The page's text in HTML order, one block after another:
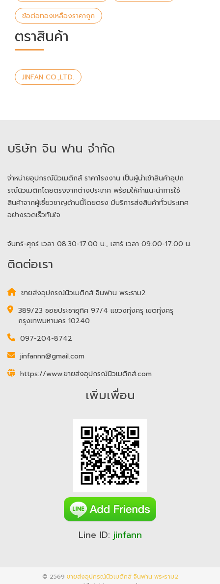
ข้อต่อทองเหลืองราคาถูก
ตราสินค้า
JINFAN CO.,LTD.
บริษัท จิน ฟาน จำกัด
จำหน่ายอุปกรณ์นิวเมติกส์ ราคาโรงงาน เป็นผู้นำเข้าสินค้าอุปก
รณ์นิวเมติกโดยตรงจากต่างประเทศ พร้อมให้คำแนะนำการใช้
สินค้าจากผู้เชี่ยวชาญด้านนี้โดยตรง มีบริการส่งสินค้าทั่วประเทศ
อย่างรวดเร็วทันใจ
จันทร์-ศุกร์ เวลา 08:30-17:00 น., เสาร์ เวลา 09:00-17:00 น.
ติดต่อเรา
ขายส่งอุปกรณ์นิวเมติกส์ จินฟาน พระราม2
389/23 ซอยประชาอุทิศ 97/4 แขวงทุ่งครุ เขตทุ่งครุ
กรุงเทพมหานคร 10240
097-204-8742
jinfannn@gmail.com
https://www.ขายส่งอุปกรณ์นิวเมติกส์.com
เพิ่มเพื่อน
Line ID: jinfann
© 2569 ขายส่งอุปกรณ์นิวเมติกส์ จินฟาน พระราม2